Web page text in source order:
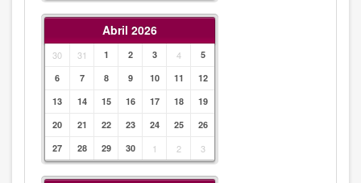
Abril 2026
30 31 1 2 3 4
5
6
7 8 9 10 11
12
13
14 15 16 17 18
19
20
21 22 23 24 25
26
27
28 29 30 1 2 3